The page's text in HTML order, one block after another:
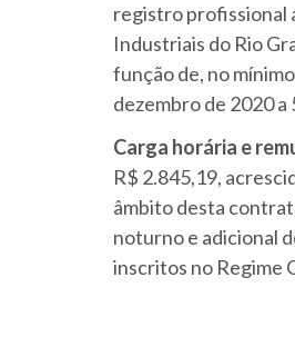
registro profissional
Industriais do Rio
função de, no
dezembro de 2020 a
Carga horária e
R$ 2.845,19,
âmbito desta
noturno e adicional
inscritos no Regime